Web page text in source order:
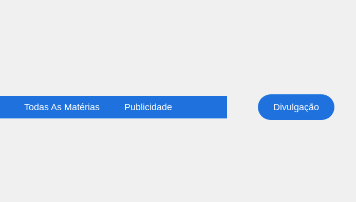
Todas As Matérias Publicidade Divulgação